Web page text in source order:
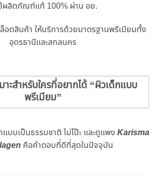
ผลิตภัณฑ์แท้ 100% ผ่าน อย.
ตสินค้า ให้บริการด้วยมาตรฐานพรีเมียมทั้ง
อุดรธานีและสกลนคร
ะสำหรับใครที่อยากได้ “ผิวเด็กแบบ
พรีเมียม”
บบเป็นธรรมชาติ ไม่โป๊ะ และดูแพง Karisma
คือคำตอบที่ดีที่สุดในปัจจุบัน